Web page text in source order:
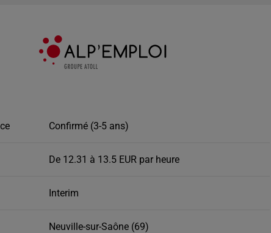
Confirmé (3-5 ans)
De 12.31 à 13.5 EUR par heure
Interim
Neuville-sur-Saône (69)